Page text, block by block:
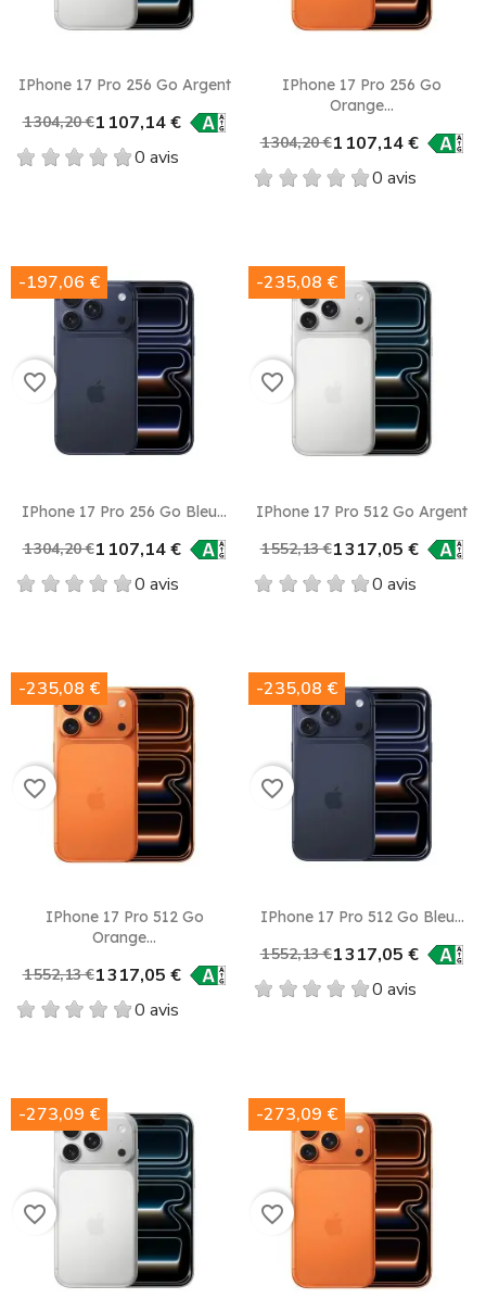
IPhone 17 Pro 256 Go Argent
1 304,20 €1 107,14 €
0 avis
IPhone 17 Pro 256 Go
Orange...
1 304,20 €1 107,14 €
0 avis
IPhone 17 Pro 256 Go Bleu...
1 304,20 €1 107,14 €
0 avis
-197,06 €
favorite_border
IPhone 17 Pro 512 Go Argent
1 552,13 €1 317,05 €
0 avis
-235,08 €
favorite_border
IPhone 17 Pro 512 Go
Orange...
1 552,13 €1 317,05 €
0 avis
-235,08 €
favorite_border
IPhone 17 Pro 512 Go Bleu...
1 552,13 €1 317,05 €
0 avis
-235,08 €
favorite_border
-273,09 €
favorite_border
-273,09 €
favorite_border